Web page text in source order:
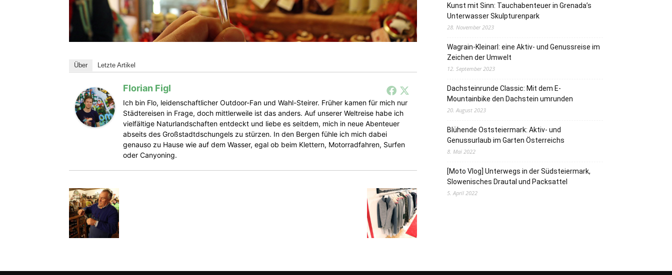
Über Letzte Artikel
Florian Figl
Ich bin Flo, leidenschaftlicher Outdoor-Fan und Wahl-Steirer. Früher kamen für mich nur
Städtereisen in Frage, doch mittlerweile ist das anders. Auf unserer Weltreise habe ich
vielfältige Naturlandschaften entdeckt und liebe es seitdem, mich in neue Abenteuer
abseits des Großstadtdschungels zu stürzen. In den Bergen fühle ich mich dabei
genauso zu Hause wie auf dem Wasser, egal ob beim Klettern, Motorradfahren, Surfen
oder Canyoning.
Kunst mit Sinn: Tauchabenteuer in Grenada’s
Unterwasser Skulpturenpark
28. November 2023
Wagrain-Kleinarl: eine Aktiv- und Genussreise im
Zeichen der Umwelt
12. September 2023
Dachsteinrunde Classic: Mit dem E-
Mountainbike den Dachstein umrunden
20. August 2023
Blühende Oststeiermark: Aktiv- und
Genussurlaub im Garten Österreichs
8. Mai 2022
[Moto Vlog] Unterwegs in der Südsteiermark,
Slowenisches Drautal und Packsattel
5. April 2022